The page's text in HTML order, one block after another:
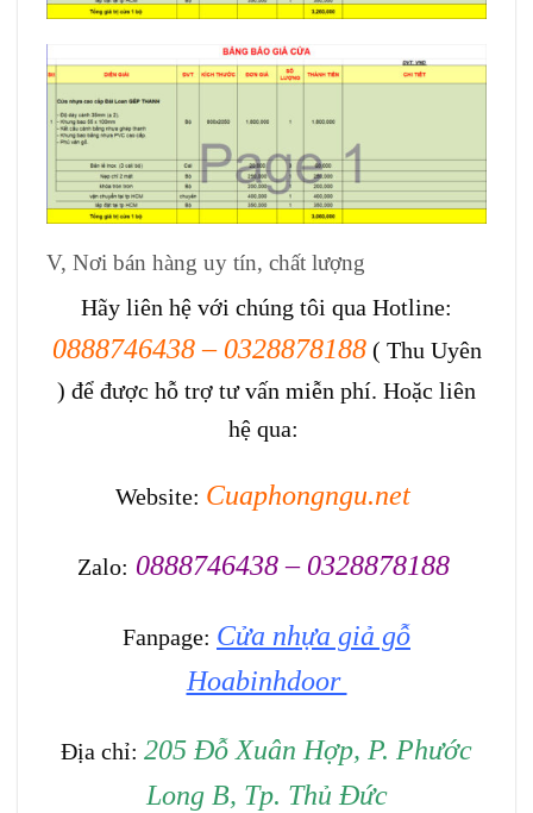
V, Nơi bán hàng uy tín, chất lượng
Hãy liên hệ với chúng tôi qua Hotline:
0888746438 – 0328878188( Thu Uyên
) để được hỗ trợ tư vấn miễn phí. Hoặc liên
hệ qua:
Website: Cuaphongngu.net
Zalo: 0888746438 – 0328878188
Fanpage: Cửa nhựa giả gỗ
Hoabinhdoor
Địa chỉ: 205 Đỗ Xuân Hợp, P. Phước
Long B, Tp. Thủ Đức